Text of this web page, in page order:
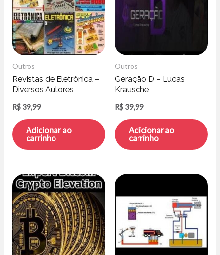
Outros
Revistas de Eletrônica –
Diversos Autores
R$ 39,99
Adicionar ao
carrinho
Outros
Geração D – Lucas
Krausche
R$ 39,99
Adicionar ao
carrinho